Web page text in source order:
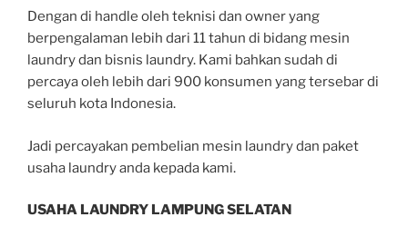
Dengan di handle oleh teknisi dan owner yang
berpengalaman lebih dari 11 tahun di bidang mesin
laundry dan bisnis laundry. Kami bahkan sudah di
percaya oleh lebih dari 900 konsumen yang tersebar di
seluruh kota Indonesia.
Jadi percayakan pembelian mesin laundry dan paket
usaha laundry anda kepada kami.
USAHA LAUNDRY LAMPUNG SELATAN